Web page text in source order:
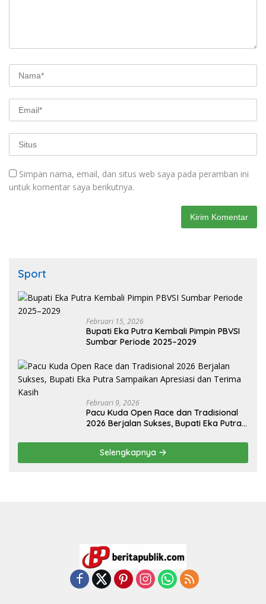
Simpan nama, email, dan situs web saya pada peramban ini
untuk komentar saya berikutnya.
Sport
Februari 15, 2026
Bupati Eka Putra Kembali Pimpin PBVSI
Sumbar Periode 2025–2029
Februari 9, 2026
Pacu Kuda Open Race dan Tradisional
2026 Berjalan Sukses, Bupati Eka Putra
Selengkapnya